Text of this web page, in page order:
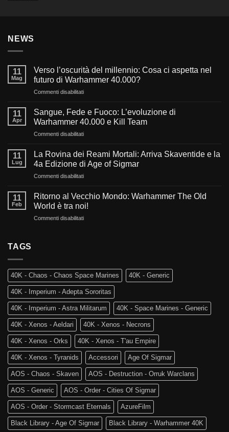
NEWS
11
Mag
Verso l’oscurità del millennio: Cosa ci aspetta nel
futuro di Warhammer 40.000?
Commenti disabilitatisu
l’oscurità
del
millennio:
Cosa
aspetta
nel
futuro
di
40.000?
11
Apr
Sangue, Fede e Fuoco: L’evoluzione di
Warhammer 40.000 e Kill Team
Commenti disabilitatisu
Fede
e
Fuoco:
L’evoluzione
Warhammer
40.000
Kill
11
Lug
La Rovina dei Reami Mortali: Arriva Skaventide e la
4a Edizione di Age of Sigmar
Commenti disabilitatisu
Rovina
dei
Reami
Mortali:
Edizione
di
Age
of
Sigmar
11
Feb
Ritorno al Vecchio Mondo: Warhammer The Old
World è tra noi!
Commenti disabilitatisu
The
Old
World
tra
noi!
TAGS
40K - Chaos - Chaos Space Marines 40K - Generic
40K - Imperium - Adepta Sororitas
40K - Imperium - Astra Militarum 40K - Space Marines - Generic
40K - Xenos - Aeldari 40K - Xenos - Necrons
40K - Xenos - Orks 40K - Xenos - T'au Empire
40K - Xenos - Tyranids Accessori Age Of Sigmar
AOS - Chaos - Skaven AOS - Destruction - Orruk Warclans
AOS - Generic AOS - Order - Cities Of Sigmar
AOS - Order - Stormcast Eternals AzureFilm
Black Library - Age Of Sigmar Black Library - Warhammer 40K